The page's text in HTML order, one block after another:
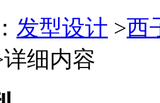
发型设计 >西
详细内容